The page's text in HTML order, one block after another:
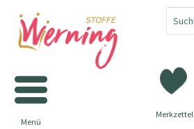
Merkzettel
Menü